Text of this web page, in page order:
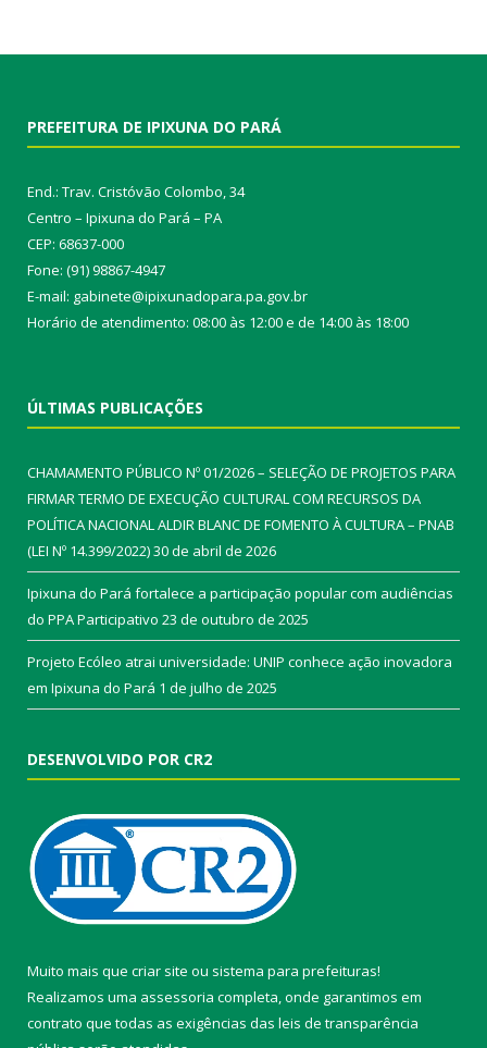
PREFEITURA DE IPIXUNA DO PARÁ
End.: Trav. Cristóvão Colombo, 34
Centro – Ipixuna do Pará – PA
CEP: 68637-000
Fone: (91) 98867-4947
E-mail: gabinete@ipixunadopara.pa.gov.br
Horário de atendimento: 08:00 às 12:00 e de 14:00 às 18:00
ÚLTIMAS PUBLICAÇÕES
CHAMAMENTO PÚBLICO Nº 01/2026 – SELEÇÃO DE PROJETOS PARA
FIRMAR TERMO DE EXECUÇÃO CULTURAL COM RECURSOS DA
POLÍTICA NACIONAL ALDIR BLANC DE FOMENTO À CULTURA – PNAB
(LEI Nº 14.399/2022)30 de abril de 2026
Ipixuna do Pará fortalece a participação popular com audiências
do PPA Participativo 23 de outubro de 2025
Projeto Ecóleo atrai universidade: UNIP conhece ação inovadora
em Ipixuna do Pará 1 de julho de 2025
DESENVOLVIDO POR CR2
Muito mais que criar site ou sistema para prefeituras!
Realizamos uma assessoria completa, onde garantimos em
contrato que todas as exigências das leis de transparência